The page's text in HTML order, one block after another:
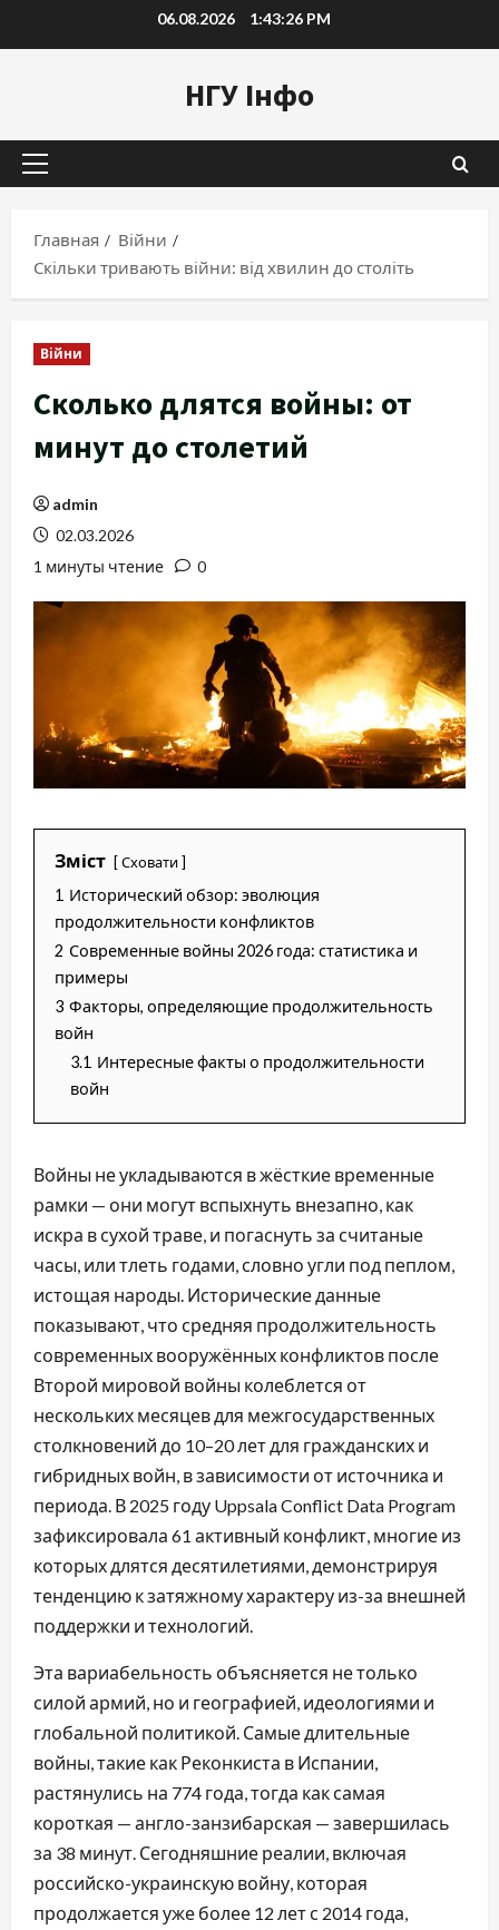
к
06.08.2026 1:43:28 PM
НГУ Інфо
Основное
Главная
Війни
Скільки тривають війни: від хвилин до століть
Війни
Сколько длятся войны: от
минут до столетий
admin
02.03.2026
1 минуты чтение
0
Зміст Сховати
1 Исторический обзор: эволюция
продолжительности конфликтов
2 Современные войны 2026 года: статистика и
примеры
3 Факторы, определяющие продолжительность
войн
3.1 Интересные факты о продолжительности
войн
Войны не укладываются в жёсткие временные
рамки — они могут вспыхнуть внезапно, как
искра в сухой траве, и погаснуть за считаные
часы, или тлеть годами, словно угли под пеплом,
истощая народы. Исторические данные
показывают, что средняя продолжительность
современных вооружённых конфликтов после
Второй мировой войны колеблется от
нескольких месяцев для межгосударственных
столкновений до 10–20 лет для гражданских и
гибридных войн, в зависимости от источника и
периода. В 2025 году Uppsala Conflict Data Program
зафиксировала 61 активный конфликт, многие из
которых длятся десятилетиями, демонстрируя
тенденцию к затяжному характеру из-за внешней
поддержки и технологий.
Эта вариабельность объясняется не только
силой армий, но и географией, идеологиями и
глобальной политикой. Самые длительные
войны, такие как Реконкиста в Испании,
растянулись на 774 года, тогда как самая
короткая — англо-занзибарская — завершилась
за 38 минут. Сегодняшние реалии, включая
российско-украинскую войну, которая
продолжается уже более 12 лет с 2014 года,